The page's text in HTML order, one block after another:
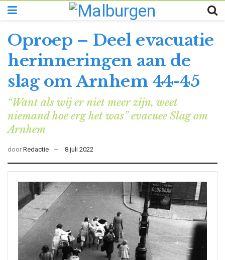
Oproep – Deel evacuatie
herinneringen aan de
slag om Arnhem 44-45
“Want als wij er niet meer zijn, weet
niemand hoe erg het was” evacuee Slag om
Arnhem
door Redactie 8 juli 2022